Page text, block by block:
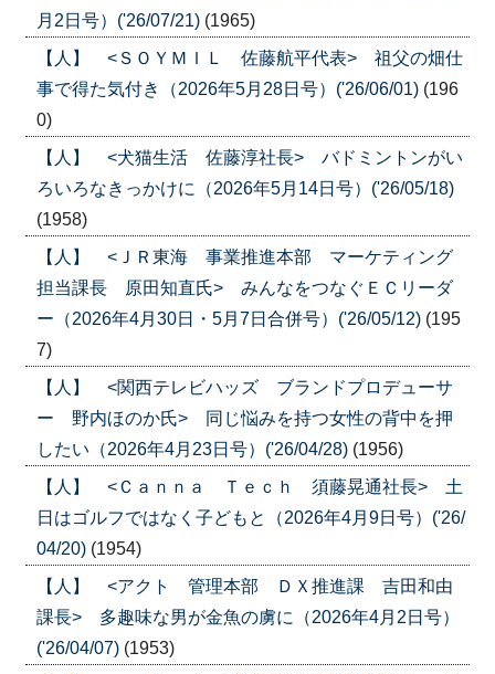
月2日号）('26/07/21) (1965)
【人】 <ＳＯＹＭＩＬ 佐藤航平代表> 祖父の畑仕
事で得た気付き（2026年5月28日号）('26/06/01) (196
0)
【人】 <犬猫生活 佐藤淳社長> バドミントンがい
ろいろなきっかけに（2026年5月14日号）('26/05/18)
(1958)
【人】 <ＪＲ東海 事業推進本部 マーケティング
担当課長 原田知直氏> みんなをつなぐＥＣリーダ
ー（2026年4月30日・5月7日合併号）('26/05/12) (195
7)
【人】 <関西テレビハッズ ブランドプロデューサ
ー 野内ほのか氏> 同じ悩みを持つ女性の背中を押
したい（2026年4月23日号）('26/04/28) (1956)
【人】 <Ｃａｎｎａ Ｔｅｃｈ 須藤晃通社長> 土
日はゴルフではなく子どもと（2026年4月9日号）('26/
04/20) (1954)
【人】 <アクト 管理本部 ＤＸ推進課 吉田和由
課長> 多趣味な男が金魚の虜に（2026年4月2日号）
('26/04/07) (1953)